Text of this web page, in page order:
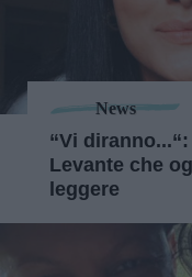
News
“Vi
Levante che
leggere